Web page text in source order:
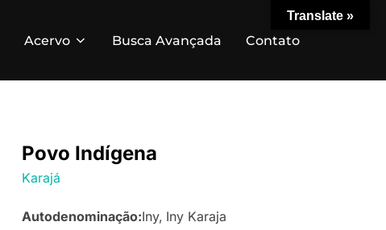
Acervo Busca Avançada Contato
Povo Indígena
Karajá
Autodenominação:Iny Iny Karaja
Translate »